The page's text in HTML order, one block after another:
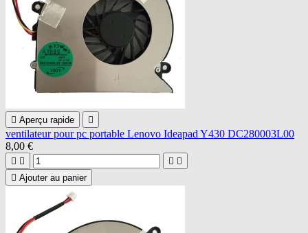
 Aperçu rapide 
ventilateur pour pc portable Lenovo Ideapad Y430 DC280003L00
8,00 €
   
 Ajouter au panier